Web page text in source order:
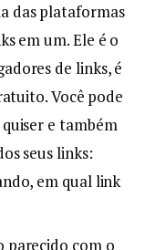
das plataformas
em um. Ele é o
de links, é
Você pode
e também
seus links:
em qual link
parecido com o